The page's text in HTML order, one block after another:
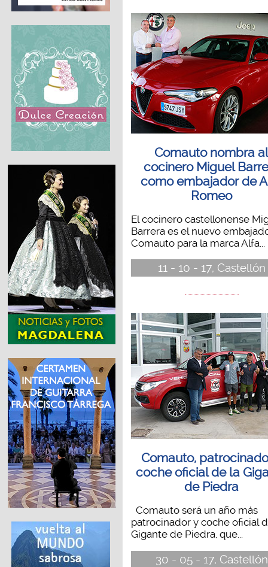
Comauto nombra
cocinero Miguel
como embajador de
Romeo
El cocinero castellonense
Barrera es el nuevo
Comauto para la marca Alfa...
11 - 10 - 17, Castellón
Comauto,
coche oficial de la
de Piedra
Comauto será un año más
patrocinador y coche oficial
Gigante de Piedra, que...
30 - 05 - 17, Castellón